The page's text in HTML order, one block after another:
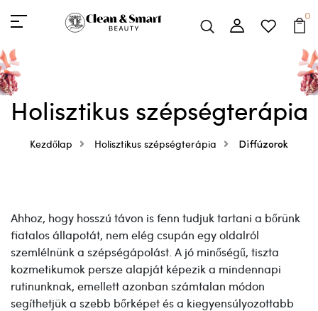
0
Holisztikus szépségterápia
Kezdőlap Holisztikus szépségterápia Diffúzorok
Ahhoz, hogy hosszú távon is fenn tudjuk tartani a bőrünk
fiatalos állapotát, nem elég csupán egy oldalról
szemlélnünk a szépségápolást. A jó minőségű, tiszta
kozmetikumok persze alapját képezik a mindennapi
rutinunknak, emellett azonban számtalan módon
segíthetjük a szebb bőrképet és a kiegyensúlyozottabb